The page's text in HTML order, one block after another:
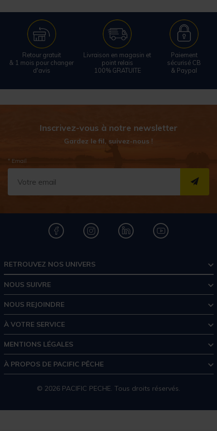
Retour gratuit
& 1 mois pour changer
d'avis
Livraison en magasin et
point relais
100% GRATUITE
Paiement
sécurisé CB
& Paypal
Inscrivez-vous à notre newsletter
Gardez le fil, suivez-nous !
* Email
RETROUVEZ NOS UNIVERS
NOUS SUIVRE
NOUS REJOINDRE
À VOTRE SERVICE
MENTIONS LÉGALES
À PROPOS DE PACIFIC PÊCHE
© 2026 PACIFIC PECHE. Tous droits réservés.